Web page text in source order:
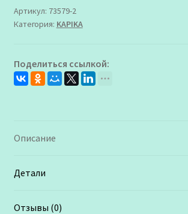
Артикул: 73579-2
Категория: KAPIKA
Поделиться ссылкой:
Описание
Детали
Отзывы (0)